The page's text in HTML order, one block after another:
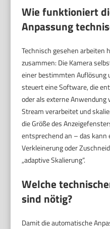
Wie funktioniert
Anpassung
Technisch gesehen arbeiten
zusammen: Die Kamera
einer bestimmten Auflösung
steuert eine Software, die
oder als externe
Stream verarbeitet und
die Größe des
entsprechend an – das kann
Verkleinerung oder
„adaptive Skalierung“.
Welche
sind nötig?
Damit die automatische